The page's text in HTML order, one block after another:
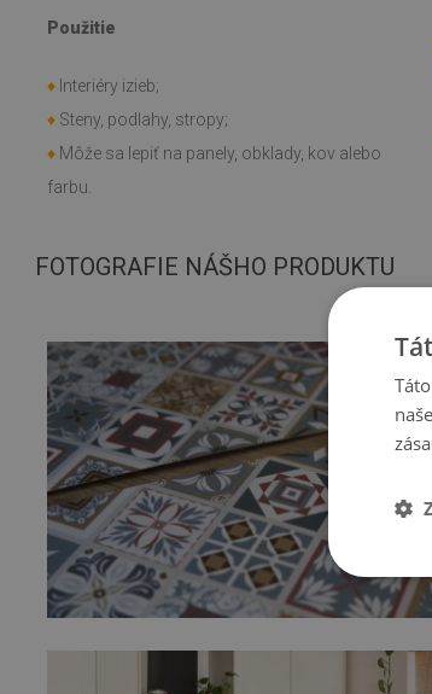
Použitie
♦ Interiéry izieb;
♦ Steny, podlahy, stropy;
♦ Môže sa lepiť na panely, obklady, kov alebo
farbu.
FOTOGRAFIE NÁŠHO PRODUKTU